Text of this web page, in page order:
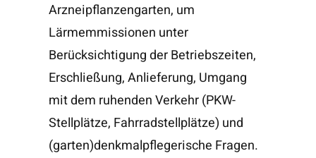
Arzneipflanzengarten, um
Lärmemmissionen unter
Berücksichtigung der Betriebszeiten,
Erschließung, Anlieferung, Umgang
mit dem ruhenden Verkehr (PKW-
Stellplätze, Fahrradstellplätze) und
(garten)denkmalpflegerische Fragen.